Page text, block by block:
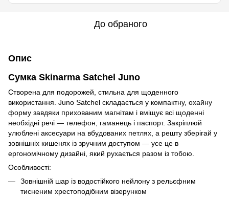
До обраного
Опис
Сумка Skinarma Satchel Juno
Створена для подорожей, стильна для щоденного
використання. Juno Satchel складається у компактну, охайну
форму завдяки прихованим магнітам і вміщує всі щоденні
необхідні речі — телефон, гаманець і паспорт. Закріплюй
улюблені аксесуари на вбудованих петлях, а решту зберігай у
зовнішніх кишенях із зручним доступом — усе це в
ергономічному дизайні, який рухається разом із тобою.
Особливості:
Зовнішній шар із водостійкого нейлону з рельєфним
тисненим хрестоподібним візерунком